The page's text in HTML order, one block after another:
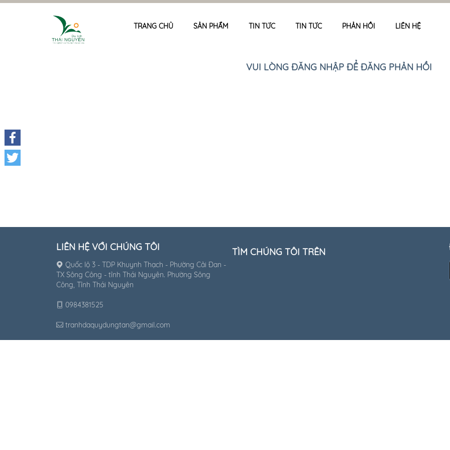
TRANG CHỦ SẢN PHẨM TIN TỨC TIN TỨC PHẢN HỒI LIÊN HỆ
VUI LÒNG ĐĂNG NHẬP ĐỂ ĐĂNG PHẢN HỒI
LIÊN HỆ VỚI CHÚNG TÔI
Quốc lộ 3 - TDP Khuynh Thạch - Phường Cải Đan -
TX Sông Công - tỉnh Thái Nguyên. Phường Sông
Công, Tỉnh Thái Nguyên
0984381525
tranhdaquydungtan@gmail.com
TÌM CHÚNG TÔI TRÊN
Facebook